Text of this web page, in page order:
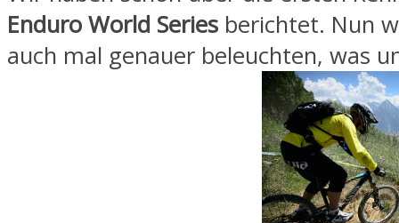
Enduro World Series berichtet. Nun
auch mal genauer beleuchten, was